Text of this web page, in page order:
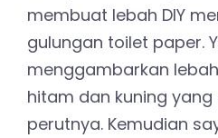
membuat lebah DIY
gulungan toilet paper.
menggambarkan
hitam dan kuning
perutnya. Kemudian